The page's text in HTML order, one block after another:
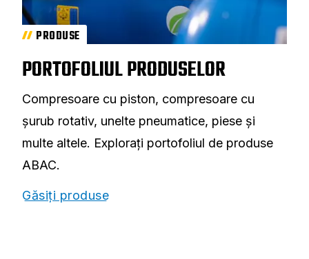
PRODUSE
PORTOFOLIUL PRODUSELOR
Compresoare cu piston, compresoare cu
șurub rotativ, unelte pneumatice, piese și
multe altele. Explorați portofoliul de produse
ABAC.
Găsiți produse